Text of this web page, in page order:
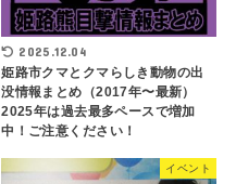
2025.12.04
姫路市クマとクマらしき動物の出
没情報まとめ（2017年〜最新）
2025年は過去最多ペースで増加
中！ご注意ください！
イベント